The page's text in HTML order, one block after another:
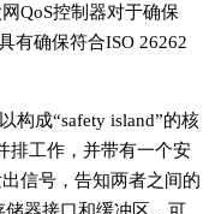
QoS控制器对于确保
有确保符合ISO 26262
构成“safety island”的核
排工作，并带有一个安
信号，告知两者之间的
储器接口和缓冲区，可